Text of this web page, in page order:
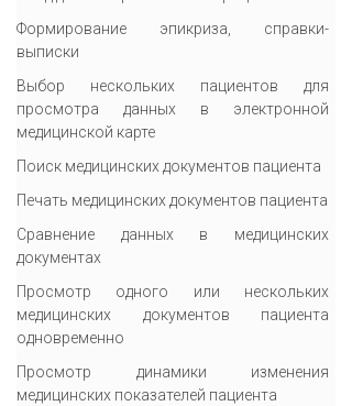
Формирование эпикриза, справки-
выписки
Выбор нескольких пациентов для
просмотра данных в электронной
медицинской карте
Поиск медицинских документов пациента
Печать медицинских документов пациента
Сравнение данных в медицинских
документах
Просмотр одного или нескольких
медицинских документов пациента
одновременно
Просмотр динамики изменения
медицинских показателей пациента